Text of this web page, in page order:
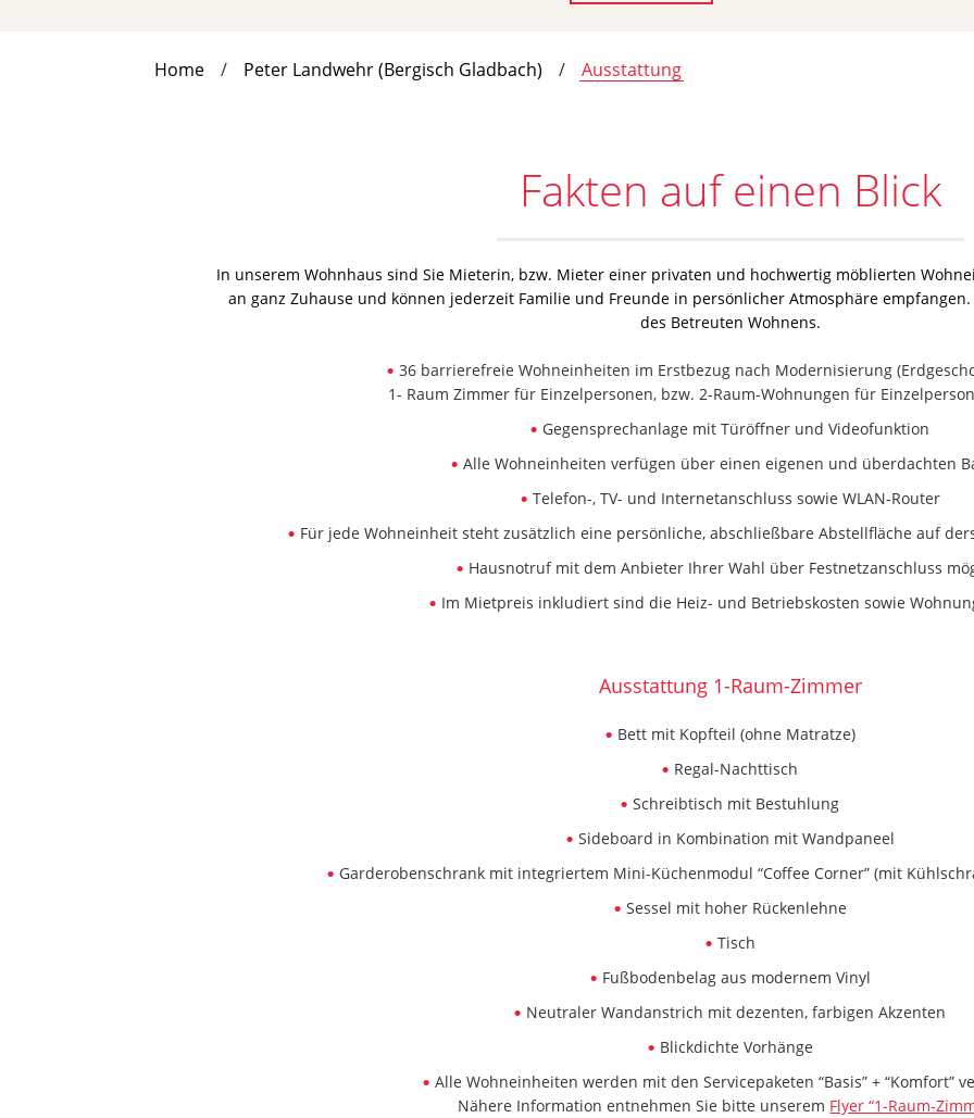
Home Peter Landwehr (Bergisch Gladbach) Ausstattung
Fakten auf einen Blick
In unserem Wohnhaus sind Sie Mieterin, bzw. Mieter einer privaten und hochwertig möblierten
an ganz Zuhause und können jederzeit Familie und Freunde in persönlicher Atmosphäre
des Betreuten Wohnens.
36 barrierefreie Wohneinheiten im Erstbezug nach Modernisierung
1- Raum Zimmer für Einzelpersonen, bzw. 2-Raum-Wohnungen für
Gegensprechanlage mit Türöffner und Videofunktion
Alle Wohneinheiten verfügen über einen eigenen und überdachten
Telefon-, TV- und Internetanschluss sowie WLAN-Router
Für jede Wohneinheit steht zusätzlich eine persönliche, abschließbare Abstellfläche auf
Hausnotruf mit dem Anbieter Ihrer Wahl über Festnetzanschluss
Im Mietpreis inkludiert sind die Heiz- und Betriebskosten sowie
Ausstattung 1-Raum-Zimmer
Bett mit Kopfteil (ohne Matratze)
Regal-Nachttisch
Schreibtisch mit Bestuhlung
Sideboard in Kombination mit Wandpaneel
Garderobenschrank mit integriertem Mini-Küchenmodul “Coffee Corner” (mit
Sessel mit hoher Rückenlehne
Tisch
Fußbodenbelag aus modernem Vinyl
Neutraler Wandanstrich mit dezenten, farbigen Akzenten
Blickdichte Vorhänge
Alle Wohneinheiten werden mit den Servicepaketen “Basis” + “Komfort”
Nähere Information entnehmen Sie bitte unserem Flyer “1-Raum-